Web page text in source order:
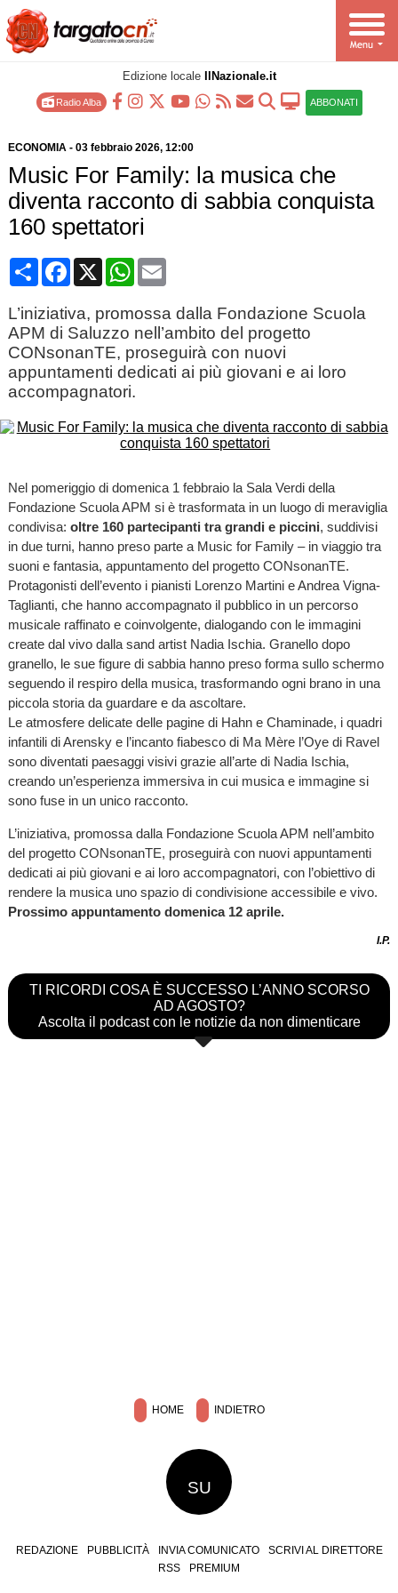
Edizione locale IlNazionale.it
Radio Alba ABBONATI
ECONOMIA- 03 febbraio 2026, 12:00
Music For Family: la musica che
diventa racconto di sabbia conquista
160 spettatori
CondividiFacebook
X WhatsApp
Email
L’iniziativa, promossa dalla Fondazione Scuola
APM di Saluzzo nell’ambito del progetto
CONsonanTE, proseguirà con nuovi
appuntamenti dedicati ai più giovani e ai loro
accompagnatori.
Nel pomeriggio di domenica 1 febbraio la Sala Verdi della
Fondazione Scuola APM si è trasformata in un luogo di meraviglia
condivisa: oltre 160 partecipanti tra grandi e piccini, suddivisi
in due turni, hanno preso parte a Music for Family – in viaggio tra
suoni e fantasia, appuntamento del progetto CONsonanTE.
Protagonisti dell’evento i pianisti Lorenzo Martini e Andrea Vigna-
Taglianti, che hanno accompagnato il pubblico in un percorso
musicale raffinato e coinvolgente, dialogando con le immagini
create dal vivo dalla sand artist Nadia Ischia. Granello dopo
granello, le sue figure di sabbia hanno preso forma sullo schermo
seguendo il respiro della musica, trasformando ogni brano in una
piccola storia da guardare e da ascoltare.
Le atmosfere delicate delle pagine di Hahn e Chaminade, i quadri
infantili di Arensky e l’incanto fiabesco di Ma Mère l’Oye di Ravel
sono diventati paesaggi visivi grazie all’arte di Nadia Ischia,
creando un’esperienza immersiva in cui musica e immagine si
sono fuse in un unico racconto.
L’iniziativa, promossa dalla Fondazione Scuola APM nell’ambito
del progetto CONsonanTE, proseguirà con nuovi appuntamenti
dedicati ai più giovani e ai loro accompagnatori, con l’obiettivo di
rendere la musica uno spazio di condivisione accessibile e vivo.
Prossimo appuntamento domenica 12 aprile.
I.P.
TI RICORDI COSA È SUCCESSO L’ANNO SCORSO
AD AGOSTO?
Ascolta il podcast con le notizie da non dimenticare
HOME INDIETRO
SU
REDAZIONE PUBBLICITÀ INVIA COMUNICATO
SCRIVI AL DIRETTORE
RSS
PREMIUM